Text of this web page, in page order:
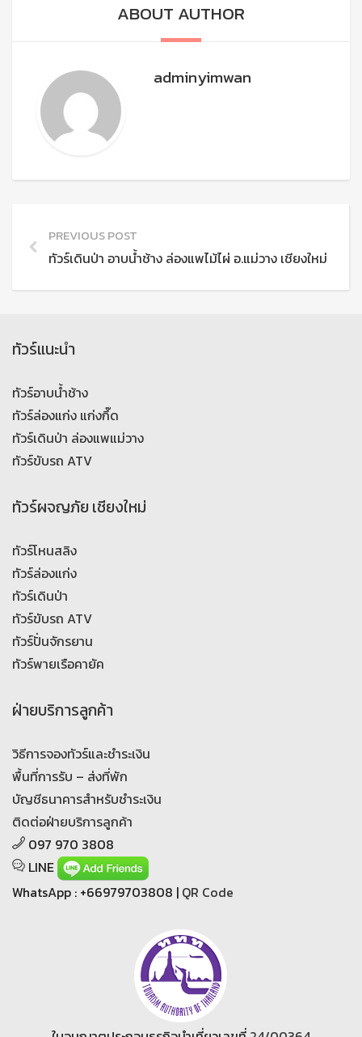
ABOUT AUTHOR
adminyimwan
PREVIOUS POST
ทัวร์เดินป่า อาบน้ำช้าง ล่องแพไม้ไผ่ อ.แม่วาง เชียงใหม่
ทัวร์แนะนำ
ทัวร์อาบน้ำช้าง
ทัวร์ล่องแก่ง แก่งกึ๊ด
ทัวร์เดินป่า ล่องแพแม่วาง
ทัวร์ขับรถ ATV
ทัวร์ผจญภัย เชียงใหม่
ทัวร์โหนสลิง
ทัวร์ล่องแก่ง
ทัวร์เดินป่า
ทัวร์ขับรถ ATV
ทัวร์ปั่นจักรยาน
ทัวร์พายเรือคายัค
ฝ่ายบริการลูกค้า
วิธีการจองทัวร์และชำระเงิน
พื้นที่การรับ – ส่งที่พัก
บัญชีธนาคารสำหรับชำระเงิน
ติดต่อฝ่ายบริการลูกค้า
097 970 3808
LINE
WhatsApp : +66979703808 | QR Code